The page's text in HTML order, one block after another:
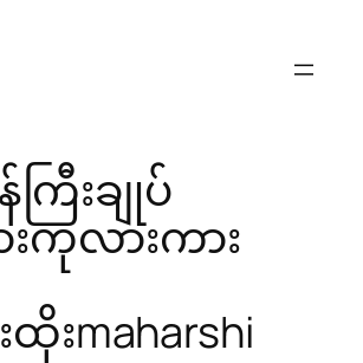
ကြီးချုပ်
းကုလားကား
းmaharshi